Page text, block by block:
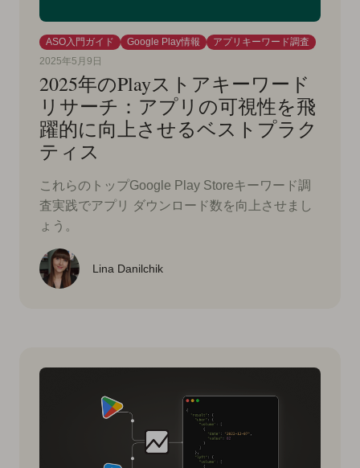
ASO入門ガイド Google Play情報
アプリキーワード調査
2025年5月9日
2025年のPlayストアキーワード
リサーチ：アプリの可視性を飛
躍的に向上させるベストプラク
ティス
これらのトップGoogle Play Storeキーワード調
査実践でアプリ ダウンロード数を向上させまし
ょう。
Lina Danilchik